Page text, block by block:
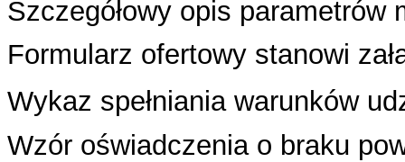
Szczegółowy opis parametrów
Formularz ofertowy stanowi
Wykaz spełniania warunków
Wzór oświadczenia o braku